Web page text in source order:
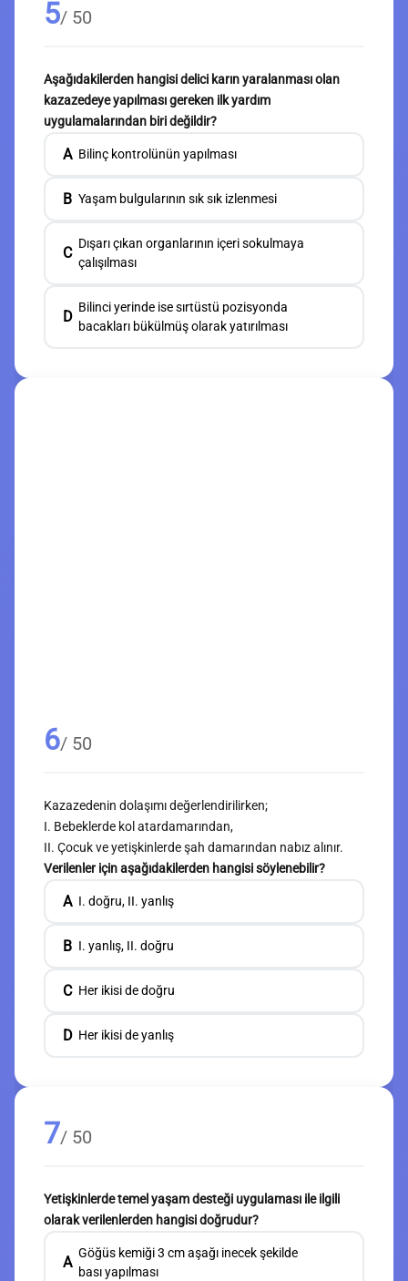
5/ 50
Aşağıdakilerden hangisi delici karın yaralanması olan
kazazedeye yapılması gereken ilk yardım
uygulamalarından biri değildir?
A Bilinç kontrolünün yapılması
B Yaşam bulgularının sık sık izlenmesi
C
Dışarı çıkan organlarının içeri sokulmaya
çalışılması
D
Bilinci yerinde ise sırtüstü pozisyonda
bacakları bükülmüş olarak yatırılması
6/ 50
Kazazedenin dolaşımı değerlendirilirken;
I. Bebeklerde kol atardamarından,
II. Çocuk ve yetişkinlerde şah damarından nabız alınır.
Verilenler için aşağıdakilerden hangisi söylenebilir?
A I. doğru, II. yanlış
B I. yanlış, II. doğru
C Her ikisi de doğru
D Her ikisi de yanlış
7/ 50
Yetişkinlerde temel yaşam desteği uygulaması ile ilgili
olarak verilenlerden hangisi doğrudur?
A
Göğüs kemiği 3 cm aşağı inecek şekilde
bası yapılması